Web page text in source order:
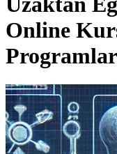
Online